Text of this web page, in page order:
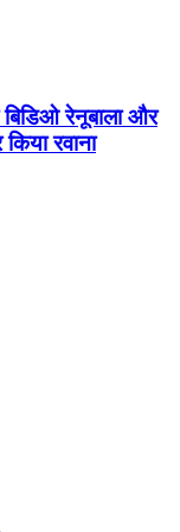
रेनूबाला और
रवाना